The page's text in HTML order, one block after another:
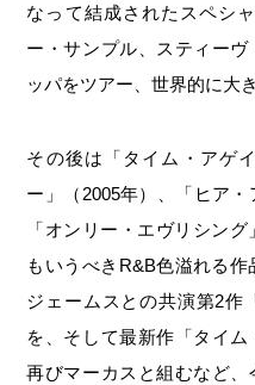
なって結成されたスペシ
ー・サンプル、スティー
ッパをツアー、世界的に大
その後は「タイム・アゲ
ー」（2005年）、「ヒア・
「オンリー・エヴリシン
もいうべきR&B色溢れる作
ジェームスとの共演第2作
を、そして最新作「タイ
再びマーカスと組むなど